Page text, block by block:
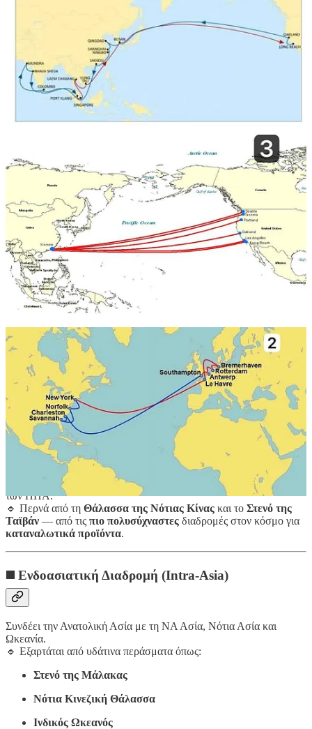
Αυτές οι διαδρομές δεν μεταφέρουν απλώς εμπορεύματα —
διαμορφώνουν γεωπολιτική ισχύ. 😏
◼️Διαδρομή Ασίας–Ευρώπης
Συνδέει τα μεγάλα εμπορικά κέντρα της Ασίας (Κίνα, Ιαπωνία,
Νότια Κορέα) με τις αγορές της Ευρώπης (Γαλλία, Γερμανία,
Ολλανδία).
🔹Διέρχεται από τη Διώρυγα του Σουέζ, που ενώνει τη
Μεσόγειο με την Ερυθρά Θάλασσα.
Διατλαντική Διαδρομή (Transatlantic)
Εκτείνεται μέσω του Ατλαντικού Ωκεανού και συνδέει τις ΗΠΑ
και τον Καναδά με την Ευρώπη.
🔹 Κρίσιμη για τη μεταφορά
ηλεκτρονικών, αυτοκινήτων,
μηχανημάτων και χημικών προϊόντων.
◼️Διαδρομή Ειρηνικού (Trans-Pacific)
Συνδέει την Ανατολική Ασία (κυρίως την
) με τη Δυτική Ακτή
των ΗΠΑ.
🔹 Περνά από τη Θάλασσα της Νότιας Κίνας και το Στενό της
Ταϊβάν — από τις πιο πολυσύχναστες διαδρομές στον κόσμο για
καταναλωτικά προϊόντα.
◼️ Ενδοασιατική Διαδρομή (Intra-Asia)
Συνδέει την Ανατολική Ασία με τη ΝΑ Ασία, Νότια Ασία και
Ωκεανία.
🔹 Εξαρτάται από υδάτινα περάσματα όπως:
Στενό της Μάλακας
Νότια Κινεζική Θάλασσα
Ινδικός Ωκεανός